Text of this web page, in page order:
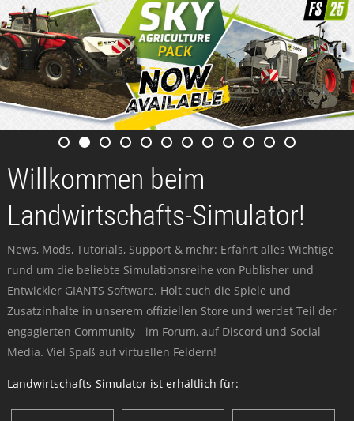
Willkommen beim
Landwirtschafts-Simulator!
News, Mods, Tutorials, Support & mehr: Erfahrt alles Wichtige
rund um die beliebte Simulationsreihe von Publisher und
Entwickler GIANTS Software. Holt euch die Spiele und
Zusatzinhalte in unserem offiziellen Store und werdet Teil der
engagierten Community - im Forum, auf Discord und Social
Media. Viel Spaß auf virtuellen Feldern!
Landwirtschafts-Simulator ist erhältlich für: